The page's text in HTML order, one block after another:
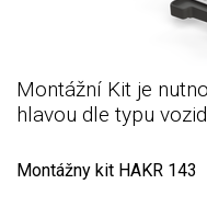
Montážní Kit je
hlavou dle typu
Montážny kit HAKR 143